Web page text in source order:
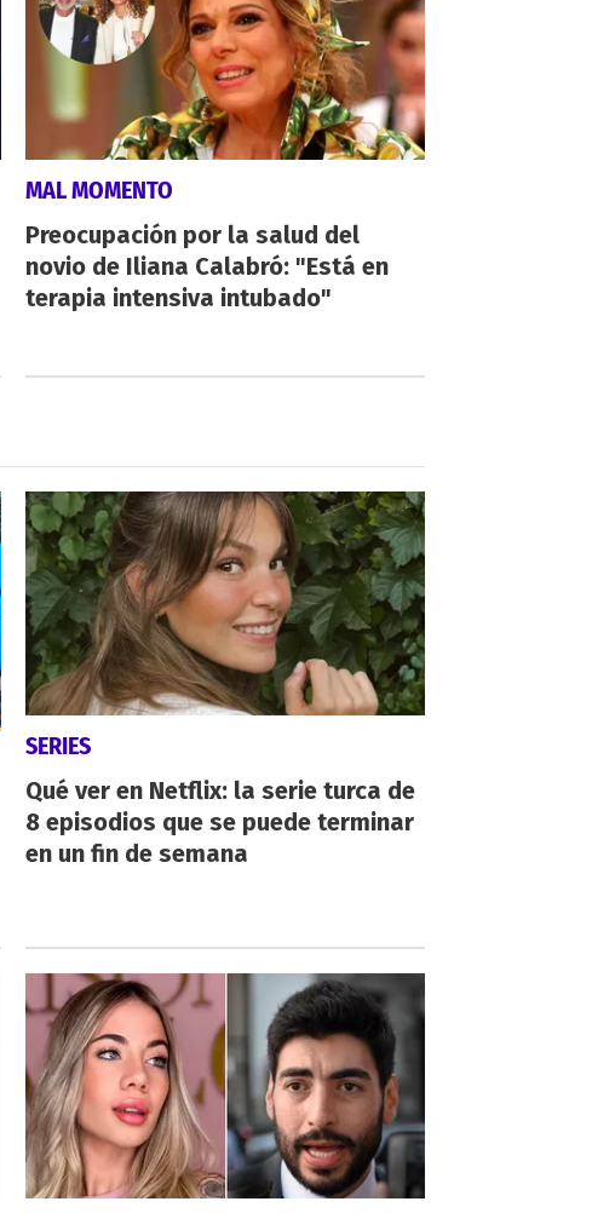
MAL MOMENTO
Preocupación por la salud del
novio de Iliana Calabró: "Está en
terapia intensiva intubado"
SERIES
Qué ver en Netflix: la serie turca de
8 episodios que se puede terminar
en un fin de semana